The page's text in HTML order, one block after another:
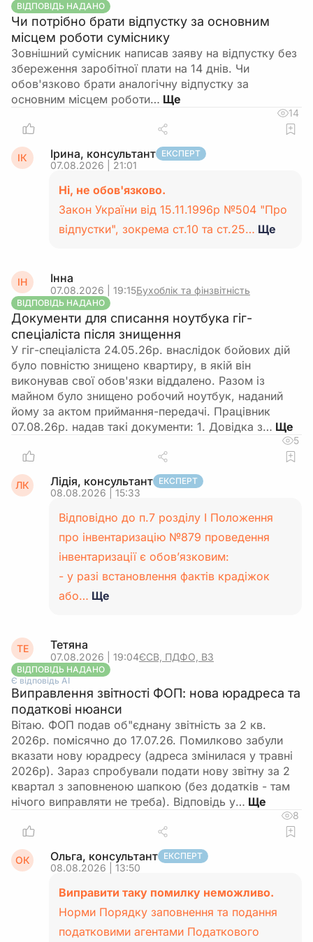
ВІДПОВІДЬ НАДАНО
Чи потрібно брати відпустку за основним
місцем роботи суміснику
Зовнішний сумісник написав заяву на відпустку без
збереження заробітної плати на 14 днів. Чи
обов'язково брати аналогічну відпустку за
основним місцем роботи…
14
ІК Ірина, консультант ЕКСПЕРТ
07.08.2026 | 21:01
Ні, не обов'язково.
Закон України від 15.11.1996р №504 "Про
відпустки", зокрема ст.10 та ст.25… Ще
ІН Інна
07.08.2026 | 19:15Бухоблік та фінзвітність
ВІДПОВІДЬ НАДАНО
Документи для списання ноутбука гіг-
спеціаліста після знищення
У гіг-спеціаліста 24.05.26р. внаслідок бойових дій
було повністю знищено квартиру, в якій він
виконував свої обов'язки віддалено. Разом із
майном було знищено робочий ноутбук, наданий
йому за актом приймання-передачі. Працівник
07.08.26р. надав такі документи: 1. Довідка з…
5
ЛК Лідія, консультант ЕКСПЕРТ
08.08.2026 | 15:33
Відповідно до п.7 розділу І Положення
про інвентаризацію №879 проведення
інвентаризації є обов’язковим:
- у разі встановлення фактів крадіжок
або… Ще
ТЕ Тетяна
07.08.2026 | 19:04ЄСВ, ПДФО, ВЗ
ВІДПОВІДЬ НАДАНО
Є відповідь АІ
Виправлення звітності ФОП: нова юрадреса та
податкові нюанси
Вітаю. ФОП подав об"єднану звітність за 2 кв.
2026р. помісячно до 17.07.26. Помилково забули
вказати нову юрадресу (адреса змінилася у травні
2026р). Зараз спробували подати нову звітну за 2
квартал з заповненою шапкою (без додатків - там
нічого виправляти не треба). Відповідь у…
8
ОК Ольга, консультант ЕКСПЕРТ
08.08.2026 | 13:50
Виправити таку помилку неможливо.
Норми Порядку заповнення та подання
податковими агентами Податкового